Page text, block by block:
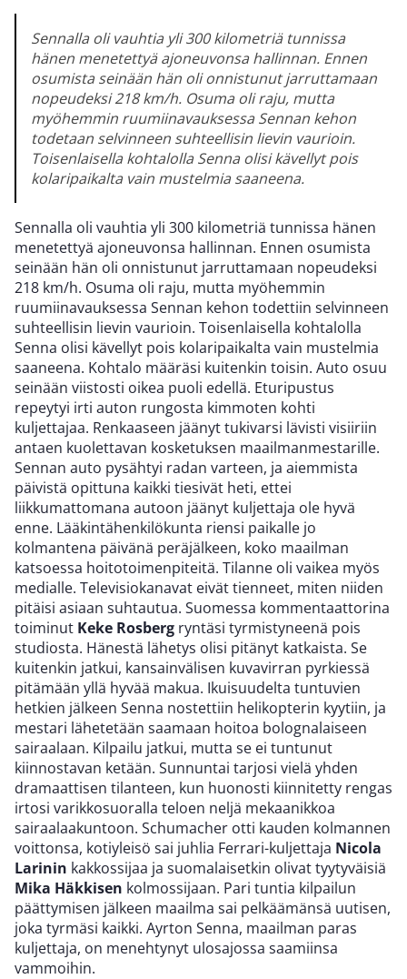
Sennalla oli vauhtia yli 300 kilometriä tunnissa
hänen menetettyä ajoneuvonsa hallinnan. Ennen
osumista seinään hän oli onnistunut jarruttamaan
nopeudeksi 218 km/h. Osuma oli raju, mutta
myöhemmin ruumiinavauksessa Sennan kehon
todetaan selvinneen suhteellisin lievin vaurioin.
Toisenlaisella kohtalolla Senna olisi kävellyt pois
kolaripaikalta vain mustelmia saaneena.
Sennalla oli vauhtia yli 300 kilometriä tunnissa hänen
menetettyä ajoneuvonsa hallinnan. Ennen osumista
seinään hän oli onnistunut jarruttamaan nopeudeksi
218 km/h. Osuma oli raju, mutta myöhemmin
ruumiinavauksessa Sennan kehon todettiin selvinneen
suhteellisin lievin vaurioin. Toisenlaisella kohtalolla
Senna olisi kävellyt pois kolaripaikalta vain mustelmia
saaneena. Kohtalo määräsi kuitenkin toisin. Auto osuu
seinään viistosti oikea puoli edellä. Eturipustus
repeytyi irti auton rungosta kimmoten kohti
kuljettajaa. Renkaaseen jäänyt tukivarsi lävisti visiiriin
antaen kuolettavan kosketuksen maailmanmestarille.
Sennan auto pysähtyi radan varteen, ja aiemmista
päivistä opittuna kaikki tiesivät heti, ettei
liikkumattomana autoon jäänyt kuljettaja ole hyvä
enne. Lääkintähenkilökunta riensi paikalle jo
kolmantena päivänä peräjälkeen, koko maailman
katsoessa hoitotoimenpiteitä. Tilanne oli vaikea myös
medialle. Televisiokanavat eivät tienneet, miten niiden
pitäisi asiaan suhtautua. Suomessa kommentaattorina
toiminut Keke Rosberg ryntäsi tyrmistyneenä pois
studiosta. Hänestä lähetys olisi pitänyt katkaista. Se
kuitenkin jatkui, kansainvälisen kuvavirran pyrkiessä
pitämään yllä hyvää makua. Ikuisuudelta tuntuvien
hetkien jälkeen Senna nostettiin helikopterin kyytiin, ja
mestari lähetetään saamaan hoitoa bolognalaiseen
sairaalaan. Kilpailu jatkui, mutta se ei tuntunut
kiinnostavan ketään. Sunnuntai tarjosi vielä yhden
dramaattisen tilanteen, kun huonosti kiinnitetty rengas
irtosi varikkosuoralla teloen neljä mekaanikkoa
sairaalaakuntoon. Schumacher otti kauden kolmannen
voittonsa, kotiyleisö sai juhlia Ferrari-kuljettaja Nicola
Larinin kakkossijaa ja suomalaisetkin olivat tyytyväisiä
Mika Häkkisen kolmossijaan. Pari tuntia kilpailun
päättymisen jälkeen maailma sai pelkäämänsä uutisen,
joka tyrmäsi kaikki. Ayrton Senna, maailman paras
kuljettaja, on menehtynyt ulosajossa saamiinsa
vammoihin.